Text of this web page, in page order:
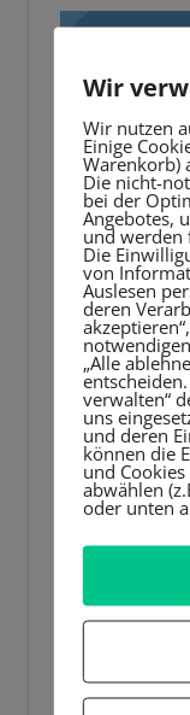
Video-
Wir
Wir nutzen
Einige
Warenkorb)
Die nicht-
bei der
Angebotes,
und werden
Die
von
Auslesen
deren
„Alle
verwalten“
uns
und deren
können die
und
abwählen
oder unten